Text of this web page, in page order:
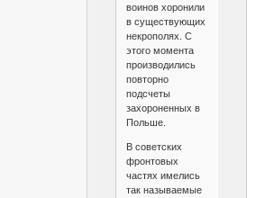
воинов хоронили
в существующих
некрополях. С
этого момента
производились
повторно
подсчеты
захороненных в
Польше.
В советских
фронтовых
частях имелись
так называемые